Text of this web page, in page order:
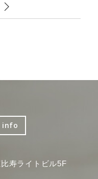
info
寿ライトビル5F